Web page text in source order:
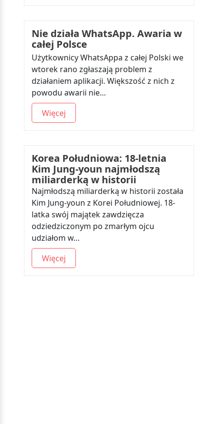
Nie działa WhatsApp. Awaria w
całej Polsce
Użytkownicy WhatsAppa z całej Polski we
wtorek rano zgłaszają problem z
działaniem aplikacji. Większość z nich z
powodu awarii nie…
Więcej
Korea Południowa: 18-letnia
Kim Jung-youn najmłodszą
miliarderką w historii
Najmłodszą miliarderką w historii została
Kim Jung-youn z Korei Południowej. 18-
latka swój majątek zawdzięcza
odziedziczonym po zmarłym ojcu
udziałom w…
Więcej